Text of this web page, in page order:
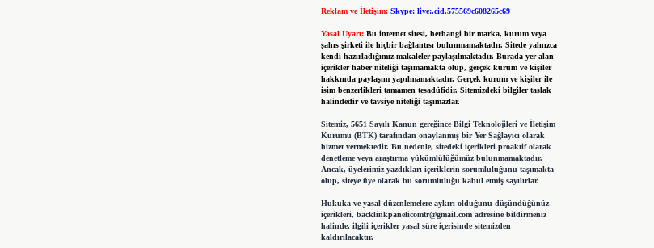
Reklam ve İletişim: Skype: live:.cid.575569c608265c69
Yasal Uyarı: Bu internet sitesi, herhangi bir marka, kurum veya
şahıs şirketi ile hiçbir bağlantısı bulunmamaktadır. Sitede yalnızca
kendi hazırladığımız makaleler paylaşılmaktadır. Burada yer alan
içerikler haber niteliği taşımamakta olup, gerçek kurum ve kişiler
hakkında paylaşım yapılmamaktadır. Gerçek kurum ve kişiler ile
isim benzerlikleri tamamen tesadüfidir. Sitemizdeki bilgiler taslak
halindedir ve tavsiye niteliği taşımazlar.
Sitemiz, 5651 Sayılı Kanun gereğince Bilgi Teknolojileri ve İletişim
Kurumu (BTK) tarafından onaylanmış bir Yer Sağlayıcı olarak
hizmet vermektedir. Bu nedenle, sitedeki içerikleri proaktif olarak
denetleme veya araştırma yükümlülüğümüz bulunmamaktadır.
Ancak, üyelerimiz yazdıkları içeriklerin sorumluluğunu taşımakta
olup, siteye üye olarak bu sorumluluğu kabul etmiş sayılırlar.
Hukuka ve yasal düzenlemelere aykırı olduğunu düşündüğünüz
içerikleri, backlinkpanelicomtr@gmail.comadresine bildirmeniz
halinde, ilgili içerikler yasal süre içerisinde sitemizden
kaldırılacaktır.